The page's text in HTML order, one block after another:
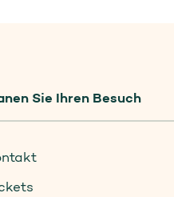
Sie Ihren Besuch